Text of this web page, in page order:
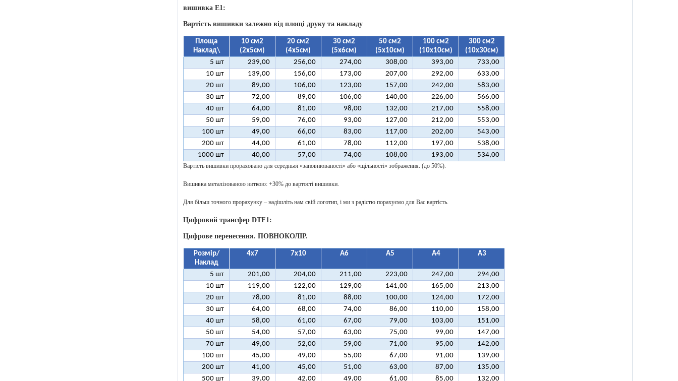
вишивка E1:
Вартість вишивки залежно від площі друку та накладу
Площа
Наклад\
10 см2
(2х5см)
20 см2
(4х5см)
30 см2
(5х6см)
50 см2
(5х10см)
100 см2
(10х10см)
300 см2
(10х30см)
5 шт
239,00 256,00 274,00 308,00 393,00
733,00
10 шт
139,00 156,00 173,00 207,00 292,00
633,00
20 шт
89,00 106,00 123,00 157,00 242,00
583,00
30 шт
72,00 89,00 106,00 140,00 226,00
566,00
40 шт
64,00 81,00 98,00 132,00 217,00
558,00
50 шт
59,00 76,00 93,00 127,00 212,00
553,00
100 шт
49,00 66,00 83,00 117,00 202,00
543,00
200 шт
44,00 61,00 78,00 112,00 197,00
538,00
1000 шт
40,00 57,00 74,00 108,00 193,00 534,00
Вартість вишивки прораховано для середньої «заповнюваності» або «щільності» зображення. (до 50%).
Вишивка металізованою ниткою: +30% до вартості вишивки.
Для більш точного прорахунку – надішліть нам свій логотип, і ми з радістю порахуємо для Вас вартість.
Цифровий трансфер DTF1:
Цифрове перенесення. ПОВНОКОЛІР.
Розмір/
Наклад
4х7 7х10 А6 А5 А4 А3
5 шт 201,00 204,00 211,00 223,00 247,00
294,00
10 шт
119,00 122,00 129,00 141,00 165,00
213,00
20 шт
78,00 81,00 88,00 100,00 124,00
172,00
30 шт
64,00 68,00 74,00 86,00 110,00
158,00
40 шт
58,00 61,00 67,00 79,00 103,00
151,00
50 шт
54,00 57,00 63,00 75,00 99,00
147,00
70 шт
49,00 52,00 59,00 71,00 95,00
142,00
100 шт
45,00 49,00 55,00 67,00 91,00
139,00
200 шт
41,00 45,00 51,00 63,00 87,00
135,00
500 шт
39,00 42,00 49,00 61,00 85,00 132,00